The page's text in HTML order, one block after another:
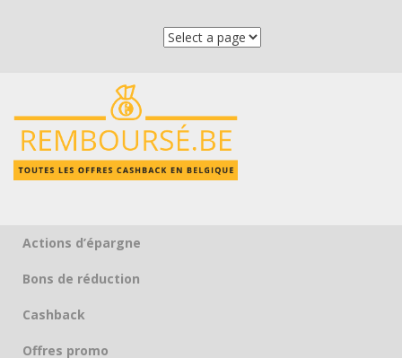
Skip to content
Actions d’épargne
Bons de réduction
Cashback
Offres promo